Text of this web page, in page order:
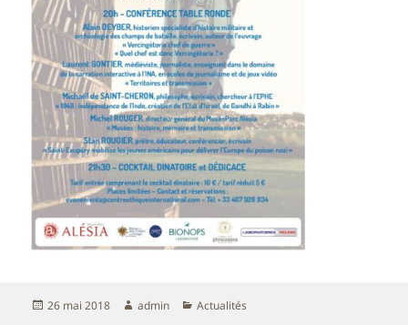
Publié
26 mai 2018 Auteur
admin Catégories
Actualités